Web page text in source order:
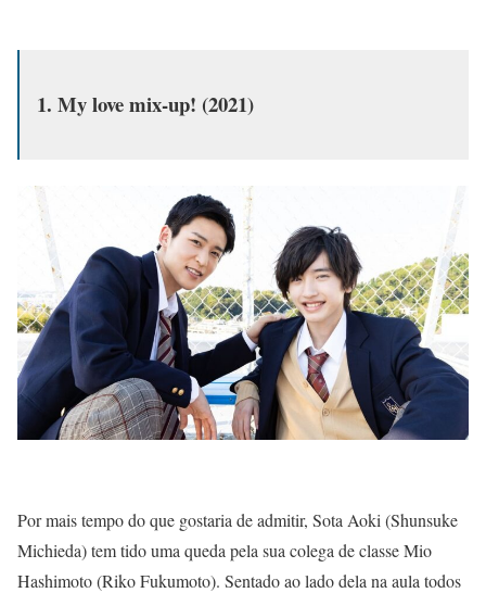
1. My love mix-up! (2021)
Por mais tempo do que gostaria de admitir, Sota Aoki (Shunsuke
Michieda) tem tido uma queda pela sua colega de classe Mio
Hashimoto (Riko Fukumoto). Sentado ao lado dela na aula todos